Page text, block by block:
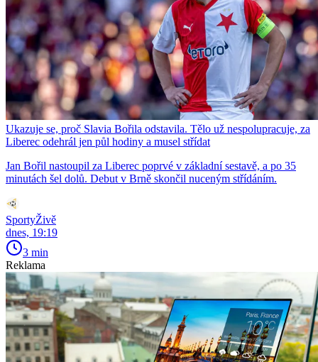
Ukazuje se, proč Slavia Bořila odstavila. Tělo už nespolupracuje, za
Liberec odehrál jen půl hodiny a musel střídat
Jan Bořil nastoupil za Liberec poprvé v základní sestavě, a po 35
minutách šel dolů. Debut v Brně skončil nuceným střídáním.
SportyŽivě
dnes, 19:19
3 min
Reklama